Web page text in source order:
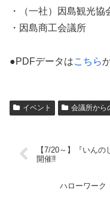
・（一社）因島観光協
・因島商工会議所
●PDFデータはこちら
イベント 会議所から
【7/20～】『いん
開催‼
ハローワーク